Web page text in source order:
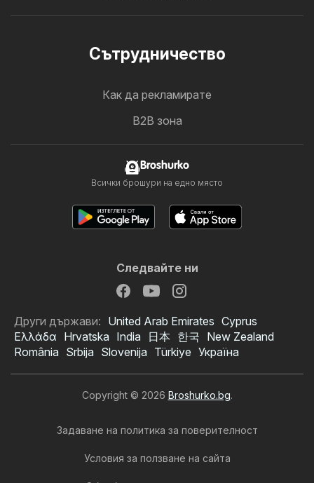
Cътрудничество
Как да рекламирате
B2B зона
Broshurko
Всички брошури на едно място
Следвайте ни
Други държави: United Arab Emirates Cyprus
Ελλάδα Hrvatska India 日本 한국 New Zealand
România Srbija Slovenija Türkiye Україна
Copyright © 2026 Broshurko.bg.
Задаване на политика за поверителност
Условия за ползване на сайта